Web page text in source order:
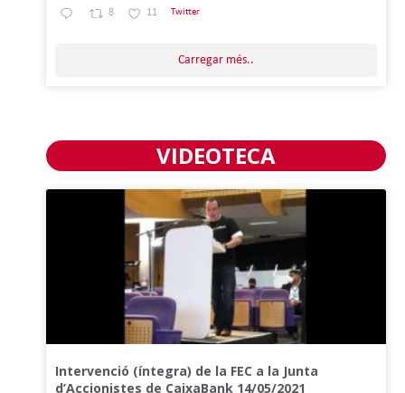
8 11 Twitter
Carregar més..
VIDEOTECA
Intervenció (íntegra) de la FEC a la Junta
d’Accionistes de CaixaBank 14/05/2021